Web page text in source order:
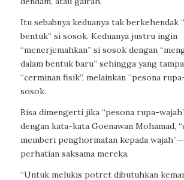
Itu sebabnya keduanya tak berkehendak
bentuk” si sosok. Keduanya justru ingin
“menerjemahkan” si sosok dengan
dalam bentuk baru” sehingga yang
“cerminan fisik”, melainkan “pesona
sosok.
Bisa dimengerti jika “pesona rupa-
dengan kata-kata Goenawan Mohamad,
memberi penghormatan kepada
perhatian saksama mereka.
“Untuk melukis potret dibutuhkan